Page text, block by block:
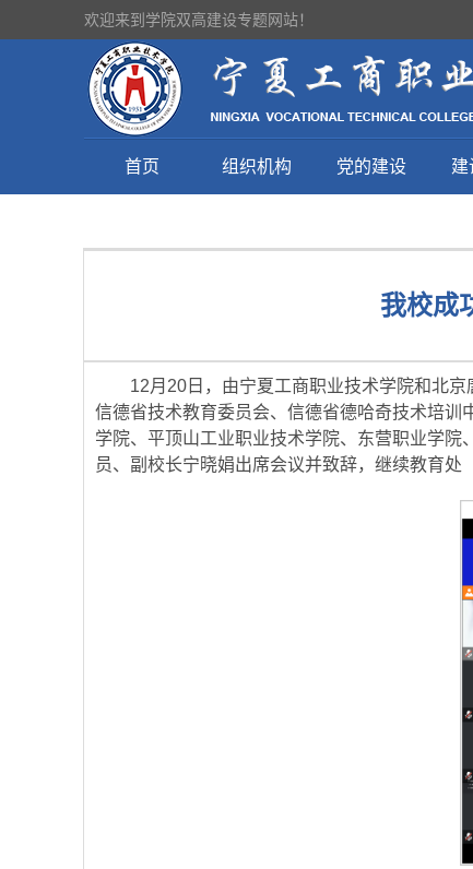
欢迎来到学院双高建设专题网站！
首页 组织机构 党的建设 建
我校成
12月20日，由宁夏工商职业技术学院和北
信德省技术教育委员会、信德省德哈奇技术培
学院、平顶山工业职业技术学院、东营职业学
员、副校长宁晓娟出席会议并致辞，继续教育处